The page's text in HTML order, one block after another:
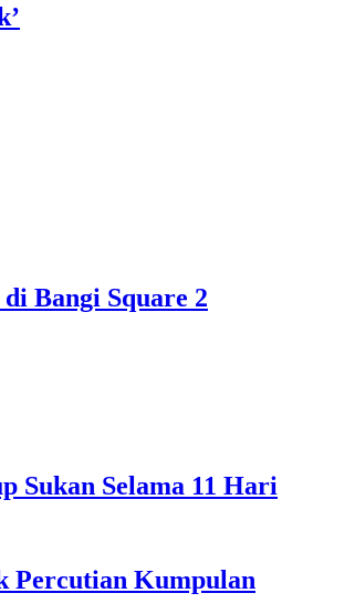
Bangi Square 2
Sukan Selama 11 Hari
Percutian Kumpulan